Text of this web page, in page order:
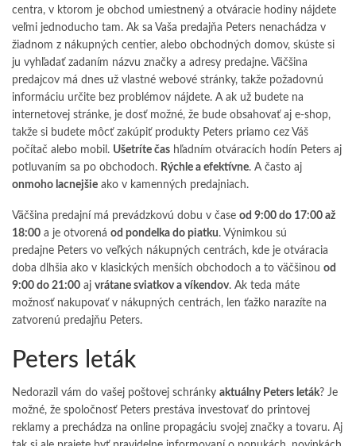
centra, v ktorom je obchod umiestnený a otváracie hodiny nájdete
veľmi jednoducho tam. Ak sa Vaša predajňa Peters nenachádza v
žiadnom z nákupných centier, alebo obchodných domov, skúste si
ju vyhľadať zadaním názvu značky a adresy predajne. Väčšina
predajcov má dnes už vlastné webové stránky, takže požadovnú
informáciu určite bez problémov nájdete. A ak už budete na
internetovej stránke, je dosť možné, že bude obsahovať aj e-shop,
takže si budete môcť zakúpiť produkty Peters priamo cez Váš
počítač alebo mobil. Ušetríte čas hľadním otváracích hodín Peters aj
potluvaním sa po obchodoch. Rýchle a efektívne. A často aj
onmoho lacnejšie ako v kamenných predajniach.
Väčšina predajní má prevádzkovú dobu v čase od 9:00 do 17:00 až
18:00 a je otvorená od pondelka do piatku. Výnimkou sú
predajne Peters vo veľkých nákupných centrách, kde je otváracia
doba dlhšia ako v klasických menších obchodoch a to väčšinou od
9:00 do 21:00 aj vrátane sviatkov a víkendov. Ak teda máte
možnosť nakupovať v nákupných centrách, len ťažko narazíte na
zatvorenú predajňu Peters.
Peters leták
Nedorazil vám do vašej poštovej schránky aktuálny Peters leták? Je
možné, že spoločnosť Peters prestáva investovať do printovej
reklamy a prechádza na online propagáciu svojej značky a tovaru. Aj